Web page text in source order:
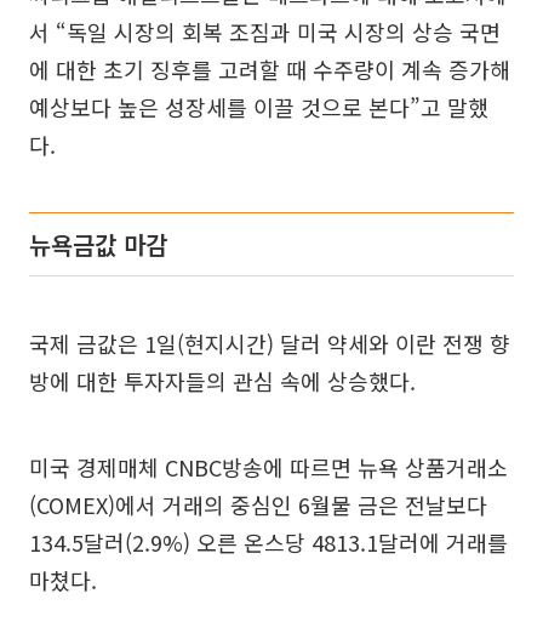
서 “독일 시장의 회복 조짐과 미국 시장의 상승 국면
에 대한 초기 징후를 고려할 때 수주량이 계속 증가해
예상보다 높은 성장세를 이끌 것으로 본다”고 말했
다.
뉴욕금값 마감
국제 금값은 1일(현지시간) 달러 약세와 이란 전쟁 향
방에 대한 투자자들의 관심 속에 상승했다.
미국 경제매체 CNBC방송에 따르면 뉴욕 상품거래소
(COMEX)에서 거래의 중심인 6월물 금은 전날보다
134.5달러(2.9%) 오른 온스당 4813.1달러에 거래를
마쳤다.